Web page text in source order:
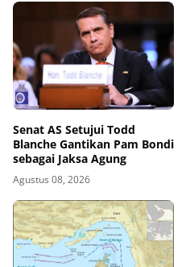
Senat AS Setujui Todd
Blanche Gantikan Pam Bondi
sebagai Jaksa Agung
Agustus 08, 2026